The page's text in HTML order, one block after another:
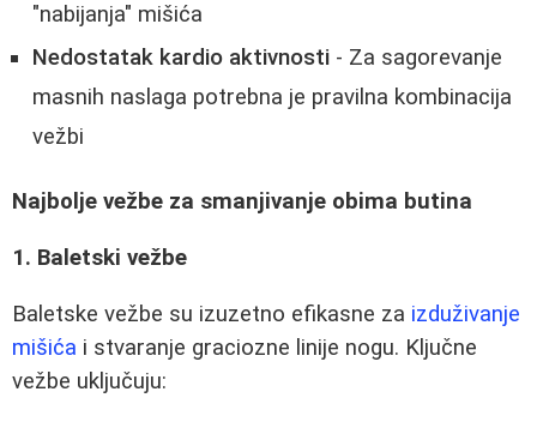
"nabijanja" mišića
Nedostatak kardio aktivnosti - Za sagorevanje
masnih naslaga potrebna je pravilna kombinacija
vežbi
Najbolje vežbe za smanjivanje obima butina
1. Baletski vežbe
Baletske vežbe su izuzetno efikasne za izduživanje
mišića i stvaranje graciozne linije nogu. Ključne
vežbe uključuju: